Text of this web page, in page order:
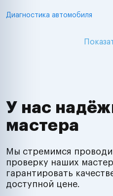
Диагностика автомобиля
У нас
мастера
Мы стремимся
проверку наших
гарантировать
доступной цене.